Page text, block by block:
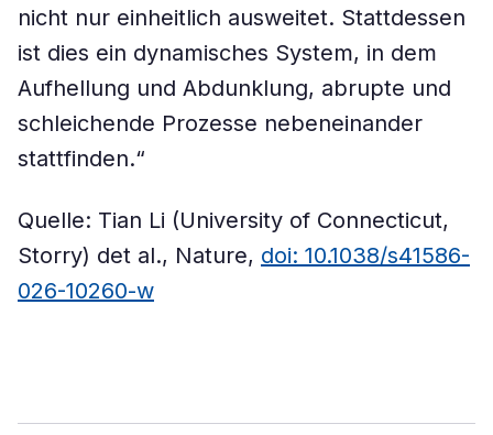
nicht nur einheitlich ausweitet. Stattdessen
ist dies ein dynamisches System, in dem
Aufhellung und Abdunklung, abrupte und
schleichende Prozesse nebeneinander
stattfinden.“
Quelle: Tian Li (University of Connecticut,
Storry) det al., Nature, doi: 10.1038/s41586-
026-10260-w